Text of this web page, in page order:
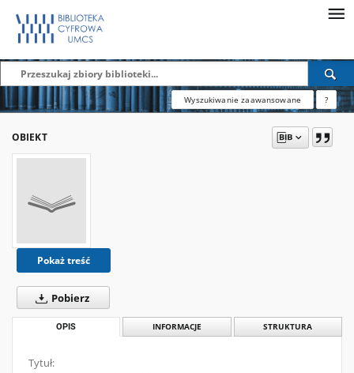
Wyszukiwanie zaawansowane ?
OBIEKT
Pokaż treść
Pobierz
OPIS INFORMACJE STRUKTURA
Tytuł: